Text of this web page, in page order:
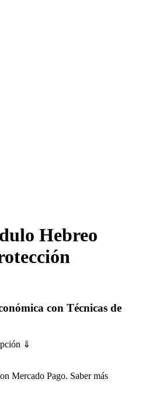
Hebreo
con Técnicas de
⇓
Mercado Pago. Saber más